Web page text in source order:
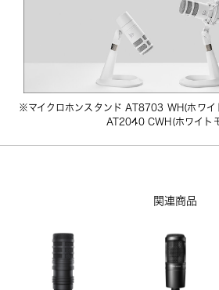
※マイクロホンスタンド AT8703 WH(ホワイ
AT2040 CWH(ホワイト
関連商品